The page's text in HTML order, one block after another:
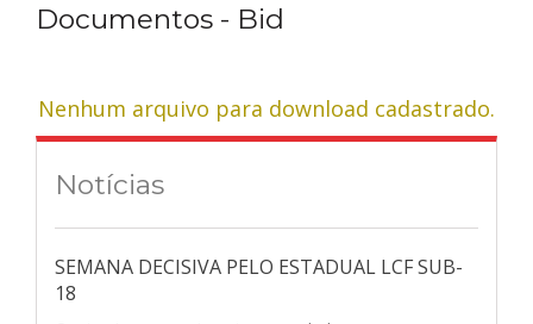
Documentos - Bid
Nenhum arquivo para download cadastrado.
Notícias
SEMANA DECISIVA PELO ESTADUAL LCF SUB-
18